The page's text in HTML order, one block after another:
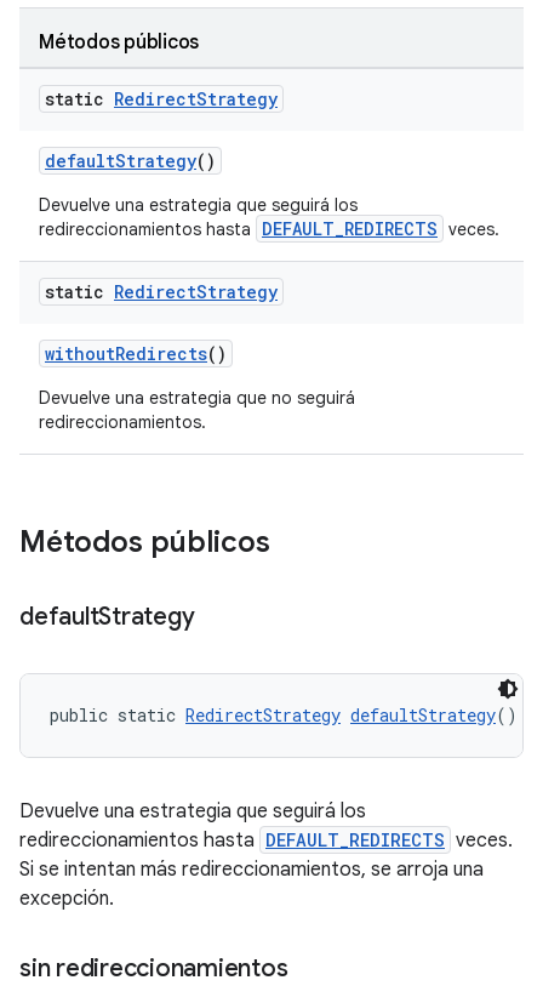
Métodos públicos
static RedirectStrategy
defaultStrategy()
Devuelve una estrategia que seguirá los
redireccionamientos hasta
DEFAULT_REDIRECTS veces.
static RedirectStrategy
withoutRedirects()
Devuelve una estrategia que no seguirá
redireccionamientos.
Métodos públicos
defaultStrategy
public static RedirectStrategy defaultStrategy()
Devuelve una estrategia que seguirá los
redireccionamientos hasta DEFAULT_REDIRECTS veces.
Si se intentan más redireccionamientos, se arroja una
excepción.
sin redireccionamientos